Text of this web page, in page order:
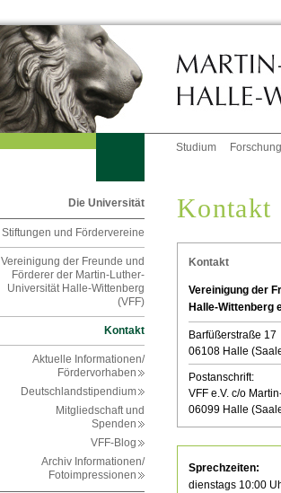
Studium Forschung
Die Universität
Stiftungen und Fördervereine
Vereinigung der Freunde und
Förderer der Martin-Luther-
Universität Halle-Wittenberg
(VFF)
Kontakt
Aktuelle Informationen/
Fördervorhaben
Deutschlandstipendium
Mitgliedschaft und
Spenden
VFF-Blog
Archiv Informationen/
Fotoimpressionen
Kontakt
Kontakt
Vereinigung der
Halle-Wittenberg
Barfüßerstraße 17
06108 Halle
Postanschrift:
VFF e.V. c/o
06099 Halle
Sprechzeiten:
dienstags 10:00